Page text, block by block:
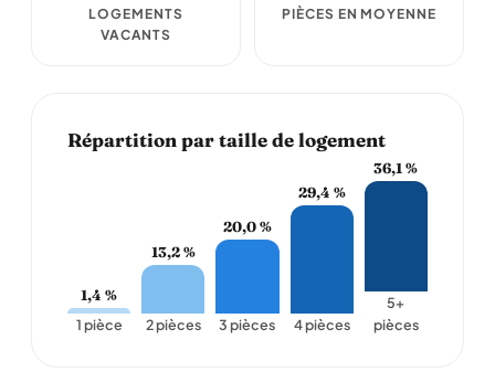
LOGEMENTS
VACANTS
PIÈCES EN MOYENNE
Répartition par taille de logement
1,4 %
1 pièce
13,2 %
2 pièces
20,0 %
3 pièces
29,4 %
4 pièces
36,1 %
5+
pièces